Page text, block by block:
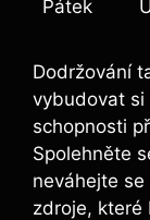
Pátek
Dodržování
vybudovat si
schopnosti
Spolehněte
neváhejte
zdroje, které